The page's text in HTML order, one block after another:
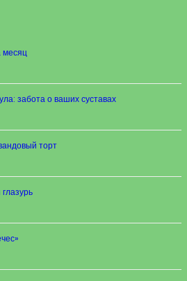
месяц
забота о ваших суставах
торт